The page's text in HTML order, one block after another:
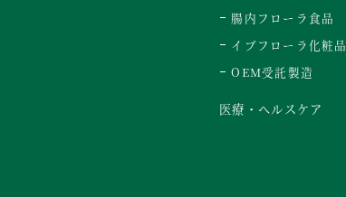
腸内フローラ食品
イブフローラ化粧品
OEM受託製造
医療・ヘルスケア